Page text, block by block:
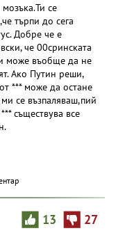
се
търпи до сега
Добре че е
че 00сринската
може въобще да не
Ако Путин реши,
*** може да остане
се възпаляваш,пий
съществува все
13 27